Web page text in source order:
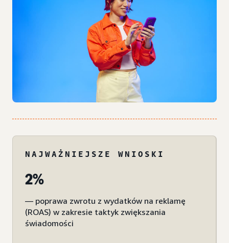
NAJWAŻNIEJSZE WNIOSKI
2%
— poprawa zwrotu z wydatków na reklamę
(ROAS) w zakresie taktyk zwiększania
świadomości